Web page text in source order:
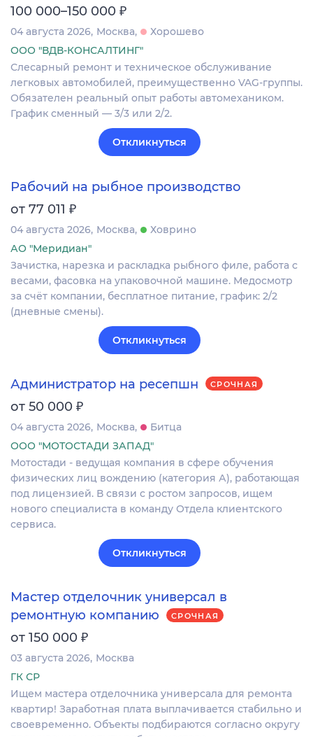
100 000–150 000 ₽
04 августа 2026 Москва
Хорошево
ООО "ВДВ-КОНСАЛТИНГ"
Слесарный ремонт и техническое обслуживание
легковых автомобилей, преимущественно VAG-группы.
Обязателен реальный опыт работы автомехаником.
График сменный — 3/3 или 2/2.
Откликнуться
Рабочий на рыбное производство
от 77 011 ₽
04 августа 2026 Москва
Ховрино
АО "Меридиан"
Зачистка, нарезка и раскладка рыбного филе, работа с
весами, фасовка на упаковочной машине. Медосмотр
за счёт компании, бесплатное питание, график: 2/2
(дневные смены).
Откликнуться
Администратор на ресепшн СРОЧНАЯ
от 50 000 ₽
04 августа 2026 Москва
Битца
ООО "МОТОСТАДИ ЗАПАД"
Мотостади - ведущая компания в сфере обучения
физических лиц вождению (категория А), работающая
под лицензией. В связи с ростом запросов, ищем
нового специалиста в команду Отдела клиентского
сервиса.
Откликнуться
Мастер отделочник универсал в
ремонтную компанию
СРОЧНАЯ
от 150 000 ₽
03 августа 2026 Москва
ГК СР
Ищем мастера отделочника универсала для ремонта
квартир! Заработная плата выплачивается стабильно и
своевременно. Объекты подбираются согласно округу